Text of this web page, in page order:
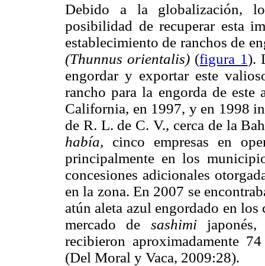
Debido a la globalización,
posibilidad de recuperar esta
establecimiento de ranchos de
(Thunnus orientalis) (figura 1).
engordar y exportar este
rancho para la engorda de este
California, en 1997, y en 1998
de R. L. de C. V., cerca de la
había, cinco empresas en
principalmente en los
concesiones adicionales
en la zona. En 2007 se
atún aleta azul engordado en
mercado de sashimi
recibieron aproximadamente
(Del Moral y Vaca, 2009:28).